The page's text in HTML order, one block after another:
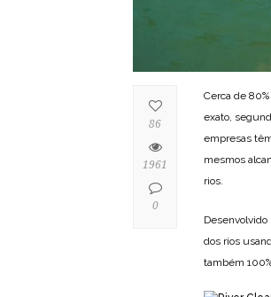
Cerca de
exato,
empresas
mesmos
rios.
dos rios
também
86
1961
0